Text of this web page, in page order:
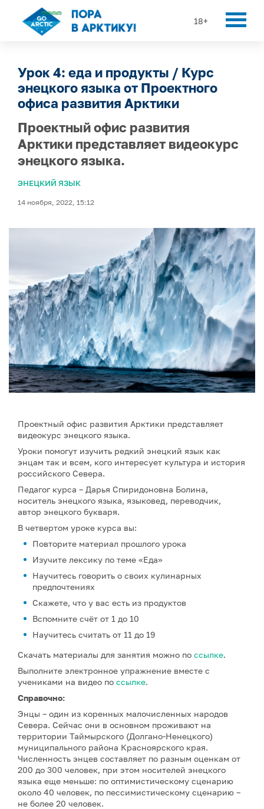
18+
Урок 4: еда и продукты / Курс
энецкого языка от Проектного
офиса развития Арктики
Проектный офис развития
Арктики представляет видеокурс
энецкого языка.
ЭНЕЦКИЙ ЯЗЫК
14 ноября, 2022, 15:12
Проектный офис развития Арктики представляет
видеокурс энецкого языка.
Уроки помогут изучить редкий энецкий язык как
энцам так и всем, кого интересует культура и история
российского Севера.
Педагог курса – Дарья Спиридоновна Болина,
носитель энецкого языка, языковед, переводчик,
автор энецкого букваря.
В четвертом уроке курса вы:
Повторите материал прошлого урока
Изучите лексику по теме «Еда»
Научитесь говорить о своих кулинарных
предпочтениях
Скажете, что у вас есть из продуктов
Вспомните счёт от 1 до 10
Научитесь считать от 11 до 19
Скачать материалы для занятия можно по ссылке.
Выполните электронное упражнение вместе с
учениками на видео по ссылке.
Справочно:
Энцы – один из коренных малочисленных народов
Севера. Сейчас они в основном проживают на
территории Таймырского (Долгано-Ненецкого)
муниципального района Красноярского края.
Численность энцев составляет по разным оценкам от
200 до 300 человек, при этом носителей энецкого
языка еще меньше: по оптимистическому сценарию
около 40 человек, по пессимистическому сценарию –
не более 20 человек.